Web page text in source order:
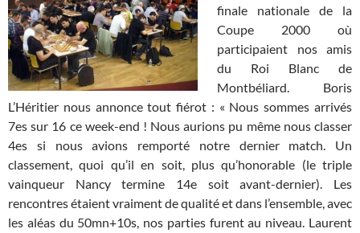
finale nationale de la
Coupe 2000 où
participaient nos amis
du Roi Blanc de
Montbéliard. Boris
L’Héritier nous annonce tout fiérot : « Nous sommes arrivés
7es sur 16 ce week-end ! Nous aurions pu même nous classer
4es si nous avions remporté notre dernier match. Un
classement, quoi qu’il en soit, plus qu’honorable (le triple
vainqueur Nancy termine 14e soit avant-dernier). Les
rencontres étaient vraiment de qualité et dans l’ensemble, avec
les aléas du 50mn+10s, nos parties furent au niveau. Laurent